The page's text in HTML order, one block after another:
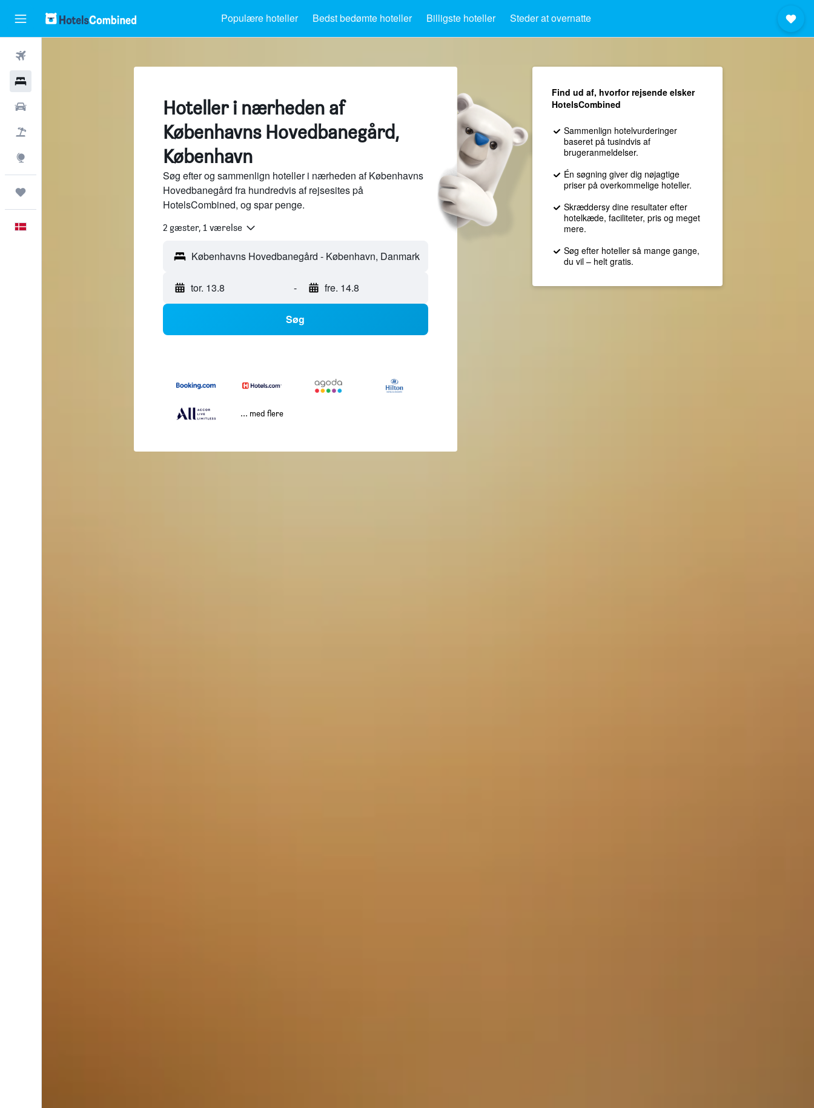
Populære hoteller Bedst bedømte hoteller Billigste hoteller Steder at overnatte
Hoteller i nærheden af
Københavns Hovedbanegård,
København
Søg efter og sammenlign hoteller i nærheden af Københavns
Hovedbanegård fra hundredvis af rejsesites på
HotelsCombined, og spar penge.
2 gæster, 1 værelse
tor. 13.8 - fre. 14.8
Søg
... med flere
Find ud af, hvorfor rejsende elsker
HotelsCombined
Sammenlign hotelvurderinger
baseret på tusindvis af
brugeranmeldelser.
Én søgning giver dig nøjagtige
priser på overkommelige hoteller.
Skræddersy dine resultater efter
hotelkæde, faciliteter, pris og meget
mere.
Søg efter hoteller så mange gange,
du vil – helt gratis.